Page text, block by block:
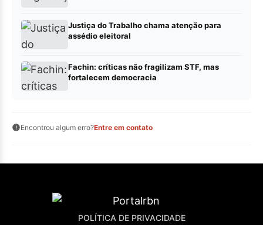
Justiça do Trabalho chama atenção para
assédio eleitoral
Fachin: críticas não fragilizam STF, mas
fortalecem democracia
Encontrou algum erro?Entre em contato
POLÍTICA DE PRIVACIDADE